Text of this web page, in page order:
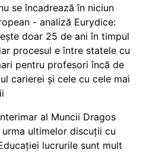
se încadrează în niciun
- analiză Eurydice:
doar 25 de ani în timpul
procesul e între statele cu
pentru profesori încă de
carierei și cele cu cele mai
al Muncii Dragos
urma ultimelor discuții cu
lucrurile sunt mult